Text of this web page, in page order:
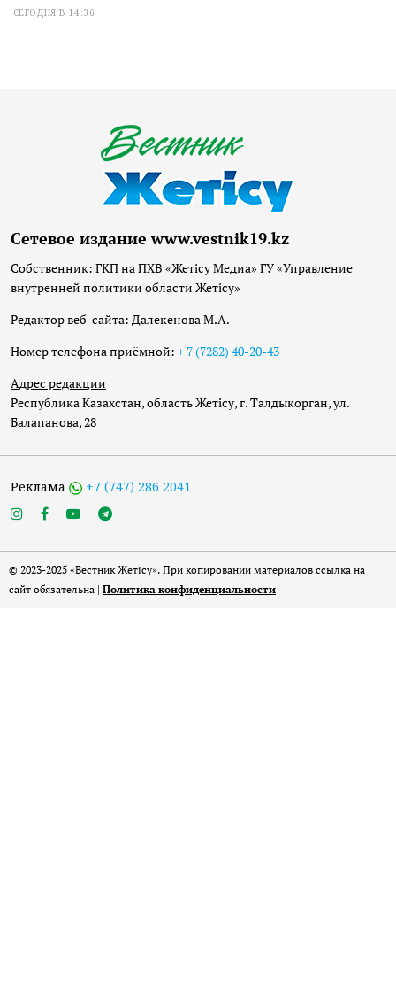
СЕГОДНЯ В 14:36
Сетевое издание www.vestnik19.kz
Собственник: ГКП на ПХВ «Жетісу Медиа» ГУ «Управление
внутренней политики области Жетісу»
Редактор веб-сайта: Далекенова М.А.
Номер телефона приёмной: + 7 (7282) 40-20-43
Адрес редакции
Республика Казахстан, область Жетісу, г. Талдыкорган, ул.
Балапанова, 28
Реклама +7 (747) 286 2041
© 2023-2025 «Вестник Жетісу». При копировании материалов ссылка на
сайт обязательна | Политика конфиденциальности